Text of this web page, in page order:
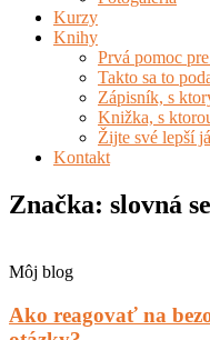
Kurzy
Knihy
Prvá pomoc
Takto sa to
Zápisník, s
Knižka, s
Žijte své lepší já
Kontakt
Značka: slovná
Môj blog
Ako reagovať na